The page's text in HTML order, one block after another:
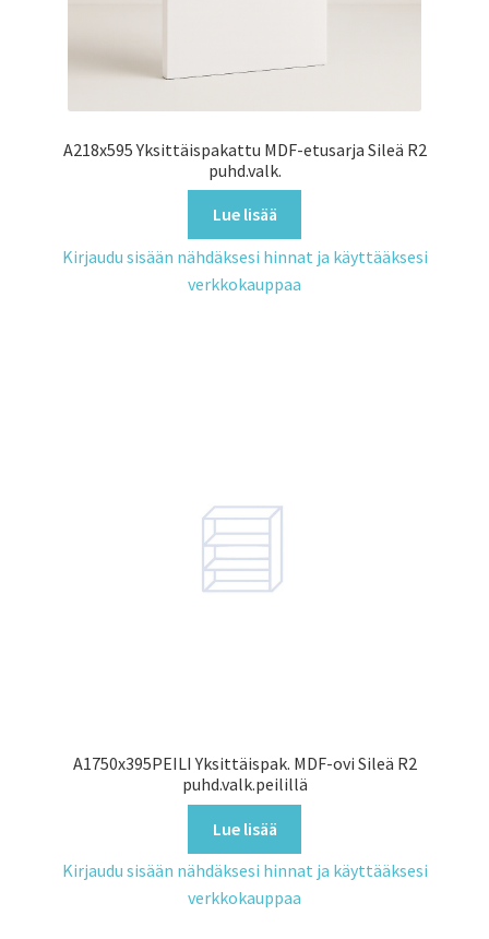
A218x595 Yksittäispakattu MDF-etusarja Sileä R2
puhd.valk.
Lue lisää
Kirjaudu sisään nähdäksesi hinnat ja käyttääksesi
verkkokauppaa
A1750x395PEILI Yksittäispak. MDF-ovi Sileä R2
puhd.valk.peilillä
Lue lisää
Kirjaudu sisään nähdäksesi hinnat ja käyttääksesi
verkkokauppaa